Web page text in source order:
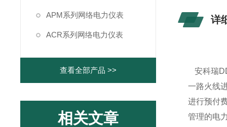
APM系列网络电力仪表
ACR系列网络电力仪表
查看全部产品 >>
相关文章
详
安科瑞
一路火线
进行预付
管理的电